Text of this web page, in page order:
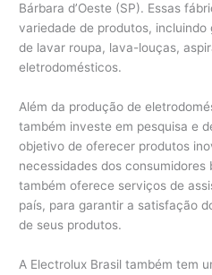
Bárbara d’Oeste (SP). Essas
variedade de produtos,
de lavar roupa, lava-louças,
eletrodomésticos.
Além da produção de
também investe em pesquisa e
objetivo de oferecer produtos
necessidades dos consumidores
também oferece serviços de
país, para garantir a satisfação
de seus produtos.
A Electrolux Brasil também tem